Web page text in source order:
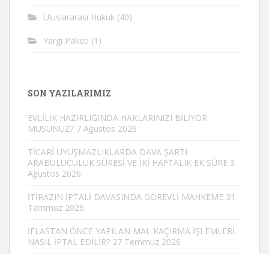
Uluslararası Hukuk (40)
Yargı Paketi (1)
SON YAZILARIMIZ
EVLİLİK HAZIRLIĞINDA HAKLARINIZI BİLİYOR
MUSUNUZ? 7 Ağustos 2026
TİCARİ UYUŞMAZLIKLARDA DAVA ŞARTI
ARABULUCULUK SÜRESİ VE İKİ HAFTALIK EK SÜRE 3
Ağustos 2026
İTİRAZIN İPTALİ DAVASINDA GÖREVLİ MAHKEME 31
Temmuz 2026
İFLASTAN ÖNCE YAPILAN MAL KAÇIRMA İŞLEMLERİ
NASIL İPTAL EDİLİR? 27 Temmuz 2026